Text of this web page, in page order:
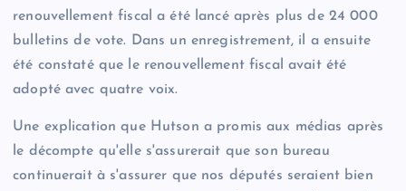
renouvellement fiscal a été lancé après plus de 24 000
bulletins de vote. Dans un enregistrement, il a ensuite
été constaté que le renouvellement fiscal avait été
adopté avec quatre voix.
Une explication que Hutson a promis aux médias après
le décompte qu'elle s'assurerait que son bureau
continuerait à s'assurer que nos députés seraient bien